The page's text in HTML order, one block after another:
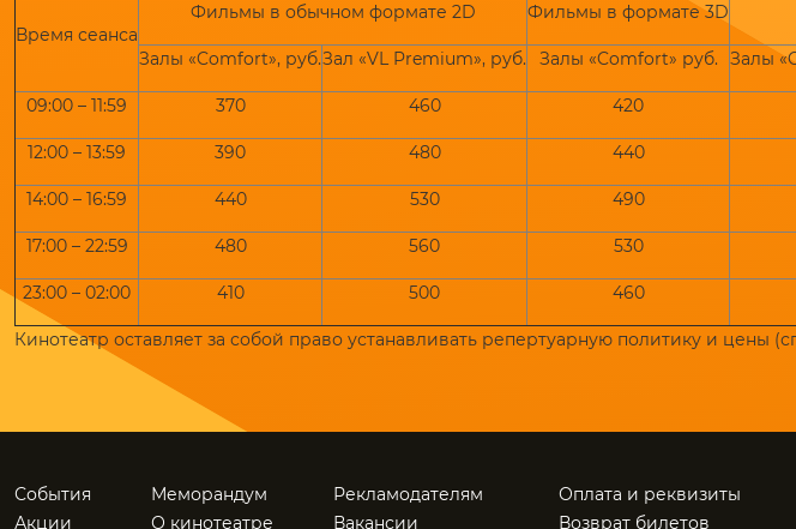
Время сеанса
Фильмы в обычном формате 2D Фильмы в формате 3D
Залы «Comfort», руб.Зал «VL Premium», руб. Залы «Comfort» руб. Залы
09:00 – 11:59 370 460 420
12:00 – 13:59 390 480 440
14:00 – 16:59 440 530 490
17:00 – 22:59 480 560 530
23:00 – 02:00 410 500 460
Кинотеатр оставляет за собой право устанавливать репертуарную политику и цены
События
Акции
Меморандум
О кинотеатре
Рекламодателям
Вакансии
Оплата и реквизиты
Возврат билетов